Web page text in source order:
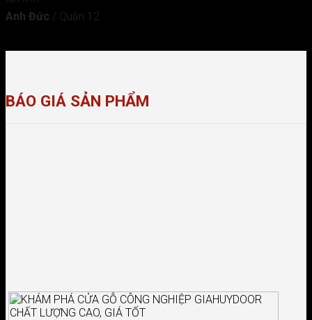
Anh Đức / Quận 12
BÁO GIÁ SẢN PHẨM